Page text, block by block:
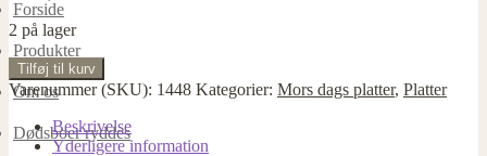
Forside
Produkter
Om os
Dødsboer ryddes
2 på lager
B
&
G
Mors
dag
Tilføj til kurv
Varenummer (SKU): 1448 Kategorier: Mors dags platter, Platter
Beskrivelse
Yderligere information